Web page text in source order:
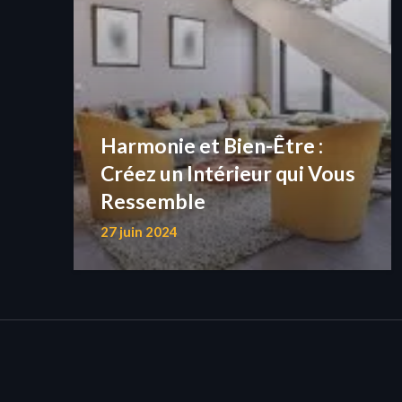
Harmonie et Bien-Être :
Créez un Intérieur qui Vous
Ressemble
27 juin 2024